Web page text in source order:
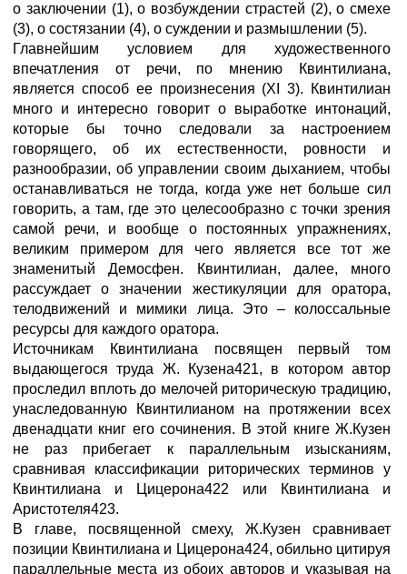
о заключении (1), о возбуждении страстей (2), о смехе
(3), о состязании (4), о суждении и размышлении (5).
Главнейшим условием для художественного
впечатления от речи, по мнению Квинтилиана,
является способ ее произнесения (XI 3). Квинтилиан
много и интересно говорит о выработке интонаций,
которые бы точно следовали за настроением
говорящего, об их естественности, ровности и
разнообразии, об управлении своим дыханием, чтобы
останавливаться не тогда, когда уже нет больше сил
говорить, а там, где это целесообразно с точки зрения
самой речи, и вообще о постоянных упражнениях,
великим примером для чего является все тот же
знаменитый Демосфен. Квинтилиан, далее, много
рассуждает о значении жестикуляции для оратора,
телодвижений и мимики лица. Это – колоссальные
ресурсы для каждого оратора.
Источникам Квинтилиана посвящен первый том
выдающегося труда Ж. Кузена421, в котором автор
проследил вплоть до мелочей риторическую традицию,
унаследованную Квинтилианом на протяжении всех
двенадцати книг его сочинения. В этой книге Ж.Кузен
не раз прибегает к параллельным изысканиям,
сравнивая классификации риторических терминов у
Квинтилиана и Цицерона422 или Квинтилиана и
Аристотеля423.
В главе, посвященной смеху, Ж.Кузен сравнивает
позиции Квинтилиана и Цицерона424, обильно цитируя
параллельные места из обоих авторов и указывая на